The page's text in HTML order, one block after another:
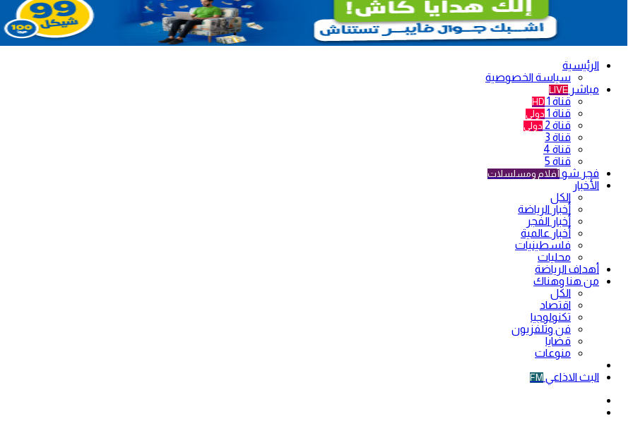
الرئيسية
سياسة الخصوصية
مباشر LIVE
قناة 1 HD
قناة 1 دولي
قناة 2 دولي
قناة 3
قناة 4
قناة 5
فجر شو أفلام ومسلسلات
الأخبار
الكل
أخبار الرياضة
أخبار الفجر
أخبار عالمية
فلسطينيات
محليات
أهداف الرياضة
من هنا وهناك
الكل
اقتصاد
تكنولوجيا
فن وتلفزيون
قضايا
منوعات
البث الاذاعي FM